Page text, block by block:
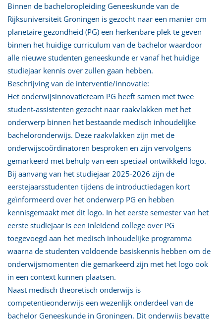
Binnen de bacheloropleiding Geneeskunde van de
Rijksuniversiteit Groningen is gezocht naar een manier om
planetaire gezondheid (PG) een herkenbare plek te geven
binnen het huidige curriculum van de bachelor waardoor
alle nieuwe studenten geneeskunde er vanaf het huidige
studiejaar kennis over zullen gaan hebben.
Beschrijving van de interventie/innovatie:
Het onderwijsinnovatieteam PG heeft samen met twee
student-assistenten gezocht naar raakvlakken met het
onderwerp binnen het bestaande medisch inhoudelijke
bacheloronderwijs. Deze raakvlakken zijn met de
onderwijscoördinatoren besproken en zijn vervolgens
gemarkeerd met behulp van een speciaal ontwikkeld logo.
Bij aanvang van het studiejaar 2025-2026 zijn de
eerstejaarsstudenten tijdens de introductiedagen kort
geïnformeerd over het onderwerp PG en hebben
kennisgemaakt met dit logo. In het eerste semester van het
eerste studiejaar is een inleidend college over PG
toegevoegd aan het medisch inhoudelijke programma
waarna de studenten voldoende basiskennis hebben om de
onderwijsmomenten die gemarkeerd zijn met het logo ook
in een context kunnen plaatsen.
Naast medisch theoretisch onderwijs is
competentieonderwijs een wezenlijk onderdeel van de
bachelor Geneeskunde in Groningen. Dit onderwijs bevatte